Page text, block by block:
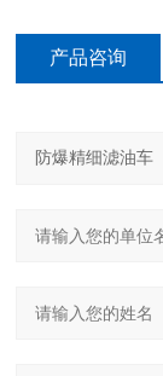
产品咨询